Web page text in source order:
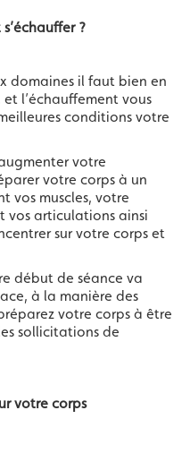
?
domaines il faut bien en
l’échauffement vous
conditions votre
votre
votre corps à un
vos muscles, votre
articulations ainsi
sur votre corps et
début de séance va
à la manière des
votre corps à être
sollicitations de
votre corps